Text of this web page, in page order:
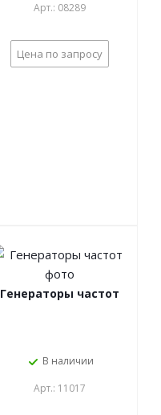
Арт.: 08289
Цена по запросу
Генераторы частот
В наличии
Арт.: 11017